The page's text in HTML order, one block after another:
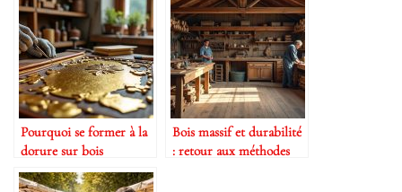
Pourquoi se former à la
dorure sur bois
Bois massif et durabilité
: retour aux méthodes